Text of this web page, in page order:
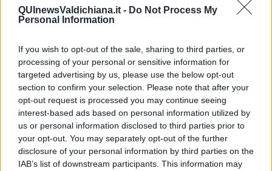
QUInewsValdichiana.it - Do Not Process My
Personal Information
If you wish to opt-out of the sale, sharing to third parties, or
processing of your personal or sensitive information for
targeted advertising by us, please use the below opt-out
section to confirm your selection. Please note that after your
opt-out request is processed you may continue seeing
interest-based ads based on personal information utilized by
us or personal information disclosed to third parties prior to
your opt-out. You may separately opt-out of the further
disclosure of your personal information by third parties on the
IAB’s list of downstream participants. This information may
MARCIANO DELLA CHIANA —
dell’amministrazione a bandi legati alPnrr,che si pone, tra i primi
obiettivi, quello di promuovere e sostenere la transizione digitale
nella Pubblica Amministrazione.
Come annunciaMonica Cardini, vice sindaco con deleghe a
bilancio, finanza, tributi, personale e società partecipate, “77 mila
euro sono già stati assegnati, la rimanente cifra è già stata
approvata e in via di erogazione con la finalizzazione dei progetti”.